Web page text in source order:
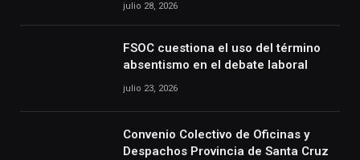
julio 28, 2026
FSOC cuestiona el uso del término
absentismo en el debate laboral
julio 23, 2026
Convenio Colectivo de Oficinas y
Despachos Provincia de Santa Cruz